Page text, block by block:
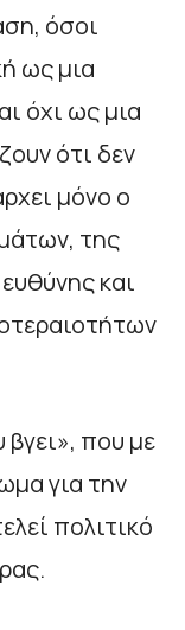
όσοι
ως μια
όχι ως μια
ότι δεν
μόνο ο
της
και
βγει», που με
για την
πολιτικό